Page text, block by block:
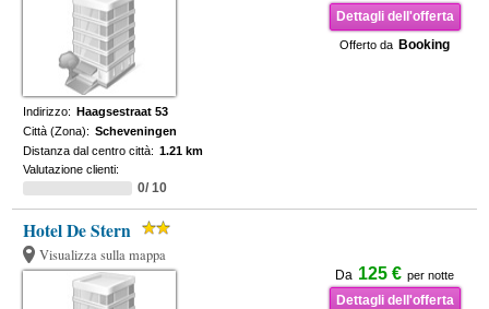
Dettagli dell'offerta
Offerto da Booking
Indirizzo: Haagsestraat 53
Città (Zona): Scheveningen
Distanza dal centro città: 1.21 km
Valutazione clienti:
0/ 10
Hotel De Stern
Visualizza sulla mappa
Da 125 € per notte
Dettagli dell'offerta